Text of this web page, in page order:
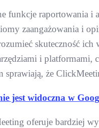
funkcje raportowania
zaangażowania i
skuteczność
i platformami,
że
jest widoczna w
oferuje bardziej